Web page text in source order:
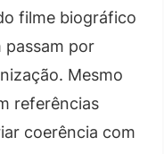
filme biográfico
passam por
Mesmo
referências
coerência com